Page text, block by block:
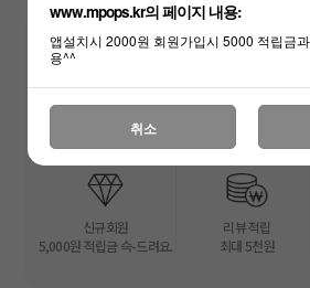
등급별 최대
신규회원
5,000원 적립금 슥-드려요.
리뷰 적립
최대 5천원
www.mpops.kr의 페이지 내용:
앱설치시 2000원 회원가입시 5000 적립금
용^^
취소